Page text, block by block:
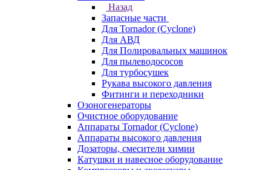
Назад
Запасные части
Для Tornador (Cyclone)
Для АВД
Для Полировальных машинок
Для пылеводососов
Для турбосушек
Рукава высокого давления
Фитинги и переходники
Озоногенераторы
Очистное оборудование
Аппараты Tornador (Cyclone)
Аппараты высокого давления
Дозаторы, смесители химии
Катушки и навесное оборудование